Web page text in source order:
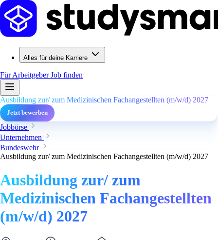
Alles für deine Karriere
Für ArbeitgeberJob finden
Ausbildung zur/ zum Medizinischen Fachangestellten (m/w/d) 2027
Jetzt bewerben
Jobbörse
Unternehmen
Bundeswehr
Ausbildung zur/ zum Medizinischen Fachangestellten (m/w/d) 2027
Ausbildung zur/ zum
Medizinischen Fachangestellten
(m/w/d) 2027